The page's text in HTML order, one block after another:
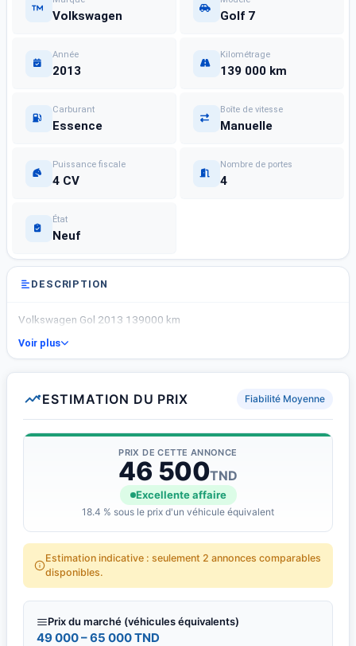
Volkswagen Golf 7
Année
2013
Kilométrage
139 000 km
Carburant
Essence
Boîte de vitesse
Manuelle
Puissance fiscale
4 CV
Nombre de portes
4
État
Neuf
DESCRIPTION
Volkswagen Gol 2013 139000 km
Voir plus
ESTIMATION DU PRIX Fiabilité Moyenne
PRIX DE CETTE ANNONCE
46 500TND
Excellente affaire
18.4 % sous le prix d'un véhicule équivalent
Estimation indicative : seulement 2 annonces comparables
disponibles.
Prix du marché (véhicules équivalents)
49 000 – 65 000 TND